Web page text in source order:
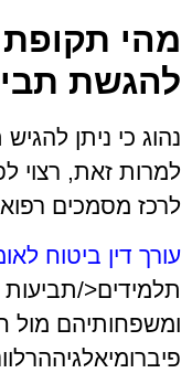
מהי
להגשת
למרות זאת, רצוי
לרכז מסמכים
עורך דין ביטוח
תלמידים</תביעות
ומשפחותיהם מול